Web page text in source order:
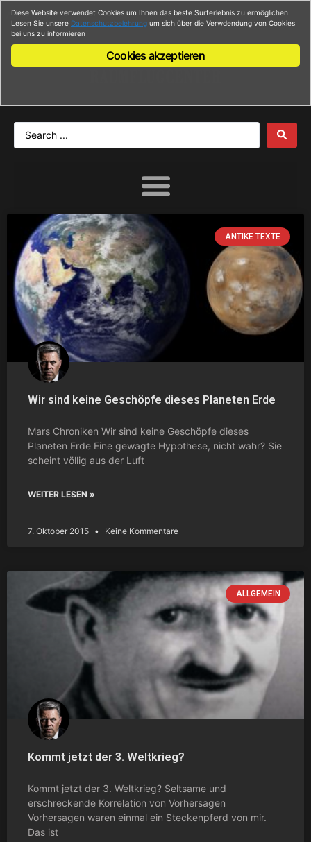
Anmelden
ANTIKE TEXTE
Wir sind keine Geschöpfe dieses Planeten Erde
Mars Chroniken Wir sind keine Geschöpfe dieses
Planeten Erde Eine gewagte Hypothese, nicht wahr? Sie
scheint völlig aus der Luft
WEITER LESEN »
7. Oktober 2015 Keine Kommentare
ALLGEMEIN
Kommt jetzt der 3. Weltkrieg?
Kommt jetzt der 3. Weltkrieg? Seltsame und
erschreckende Korrelation von Vorhersagen
Vorhersagen waren einmal ein Steckenpferd von mir.
Das ist
Diese Website verwendet Cookies um Ihnen das beste Surferlebnis zu ermöglichen.
Lesen Sie unsere Datenschutzbelehrung um sich über die Verwdendung von Cookies
bei uns zu informieren
Cookies akzeptieren